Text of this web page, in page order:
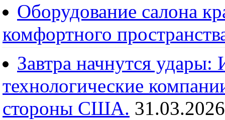
Оборудование салона
комфортного
Завтра начнутся
технологические
стороны США. 31.03.2026